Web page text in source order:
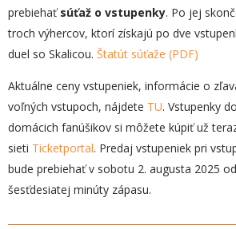
prebiehaťsúťaž o vstupenky. Po jej
troch výhercov, ktorí získajú po dve
duel so Skalicou. Štatút súťaže (PDF)
Aktuálne ceny vstupeniek, informácie o
voľných vstupoch, nájdete TU. Vstupenky
domácich fanúšikov si môžete kúpiť už
sieti Ticketportal. Predaj vstupeniek pri
bude prebiehať v sobotu 2. augusta 2025
šesťdesiatej minúty zápasu.